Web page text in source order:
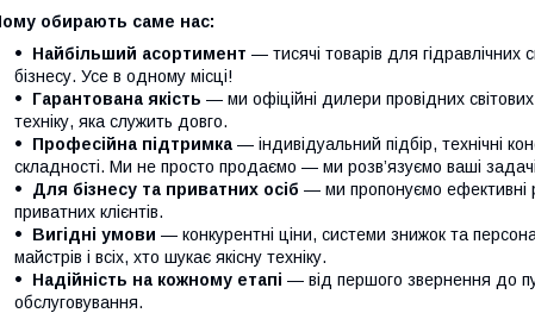
обирають саме нас:
Найбільший асортимент — тисячі товарів для гідравлічних
бізнесу. Усе в одному місці!
Гарантована якість — ми офіційні дилери провідних
техніку, яка служить довго.
Професійна підтримка — індивідуальний підбір, технічні
складності. Ми не просто продаємо — ми розв’язуємо ваші
Для бізнесу та приватних осіб — ми пропонуємо ефективні
приватних клієнтів.
Вигідні умови — конкурентні ціни, системи знижок та
майстрів і всіх, хто шукає якісну техніку.
Надійність на кожному етапі — від першого звернення до
обслуговування.